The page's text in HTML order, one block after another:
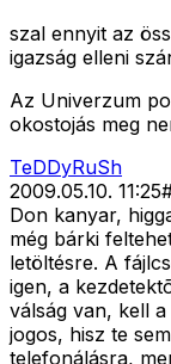
szal ennyit az
igazság elleni
Az Univerzum
okostojás meg
TeDDyRuSh
2009.05.10. 11:25
Don kanyar,
még bárki
letöltésre. A
igen, a
válság van, kell
jogos, hisz te
telefonálásra,